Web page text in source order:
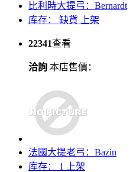
比利時大提弓：Bernardt
库存： 缺貨 上架
22341查看
洽詢 本店售價：
法國大提老弓：Bazin
库存： 1
上架